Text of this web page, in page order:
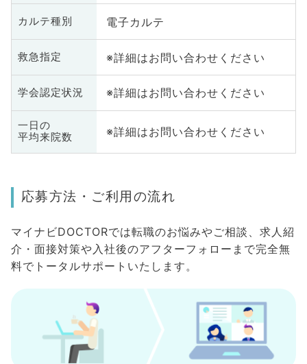
カルテ種別 電子カルテ
救急指定 ※詳細はお問い合わせください
学会認定状況 ※詳細はお問い合わせください
一日の
平均来院数
※詳細はお問い合わせください
応募方法・ご利用の流れ
マイナビDOCTORでは転職のお悩みやご相談、求人紹
介・面接対策や入社後のアフターフォローまで完全無
料でトータルサポートいたします。